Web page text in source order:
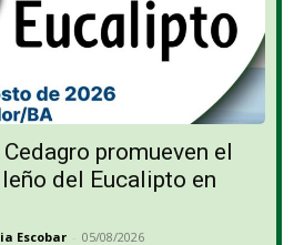
promueven el
del Eucalipto en
Escobar - 05/08/2026